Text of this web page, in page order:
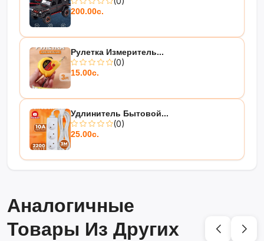
200.00с.
Рулетка Измеритель...
(0)
15.00с.
Удлинитель Бытовой...
(0)
25.00с.
Аналогичные
Товары Из Других